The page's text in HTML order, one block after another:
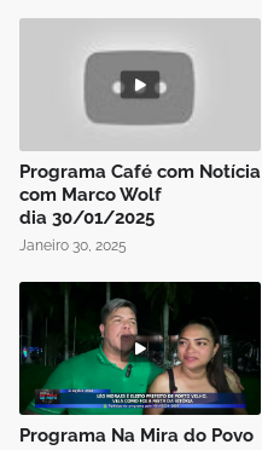
Programa Café com Notícia
com Marco Wolf
dia 30/01/2025
Janeiro 30, 2025
Programa Na Mira do Povo